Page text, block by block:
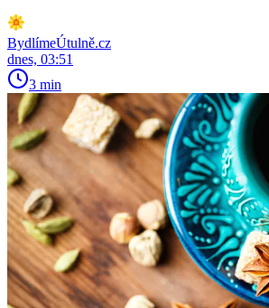
BydlímeÚtulně.cz
dnes, 03:51
3 min